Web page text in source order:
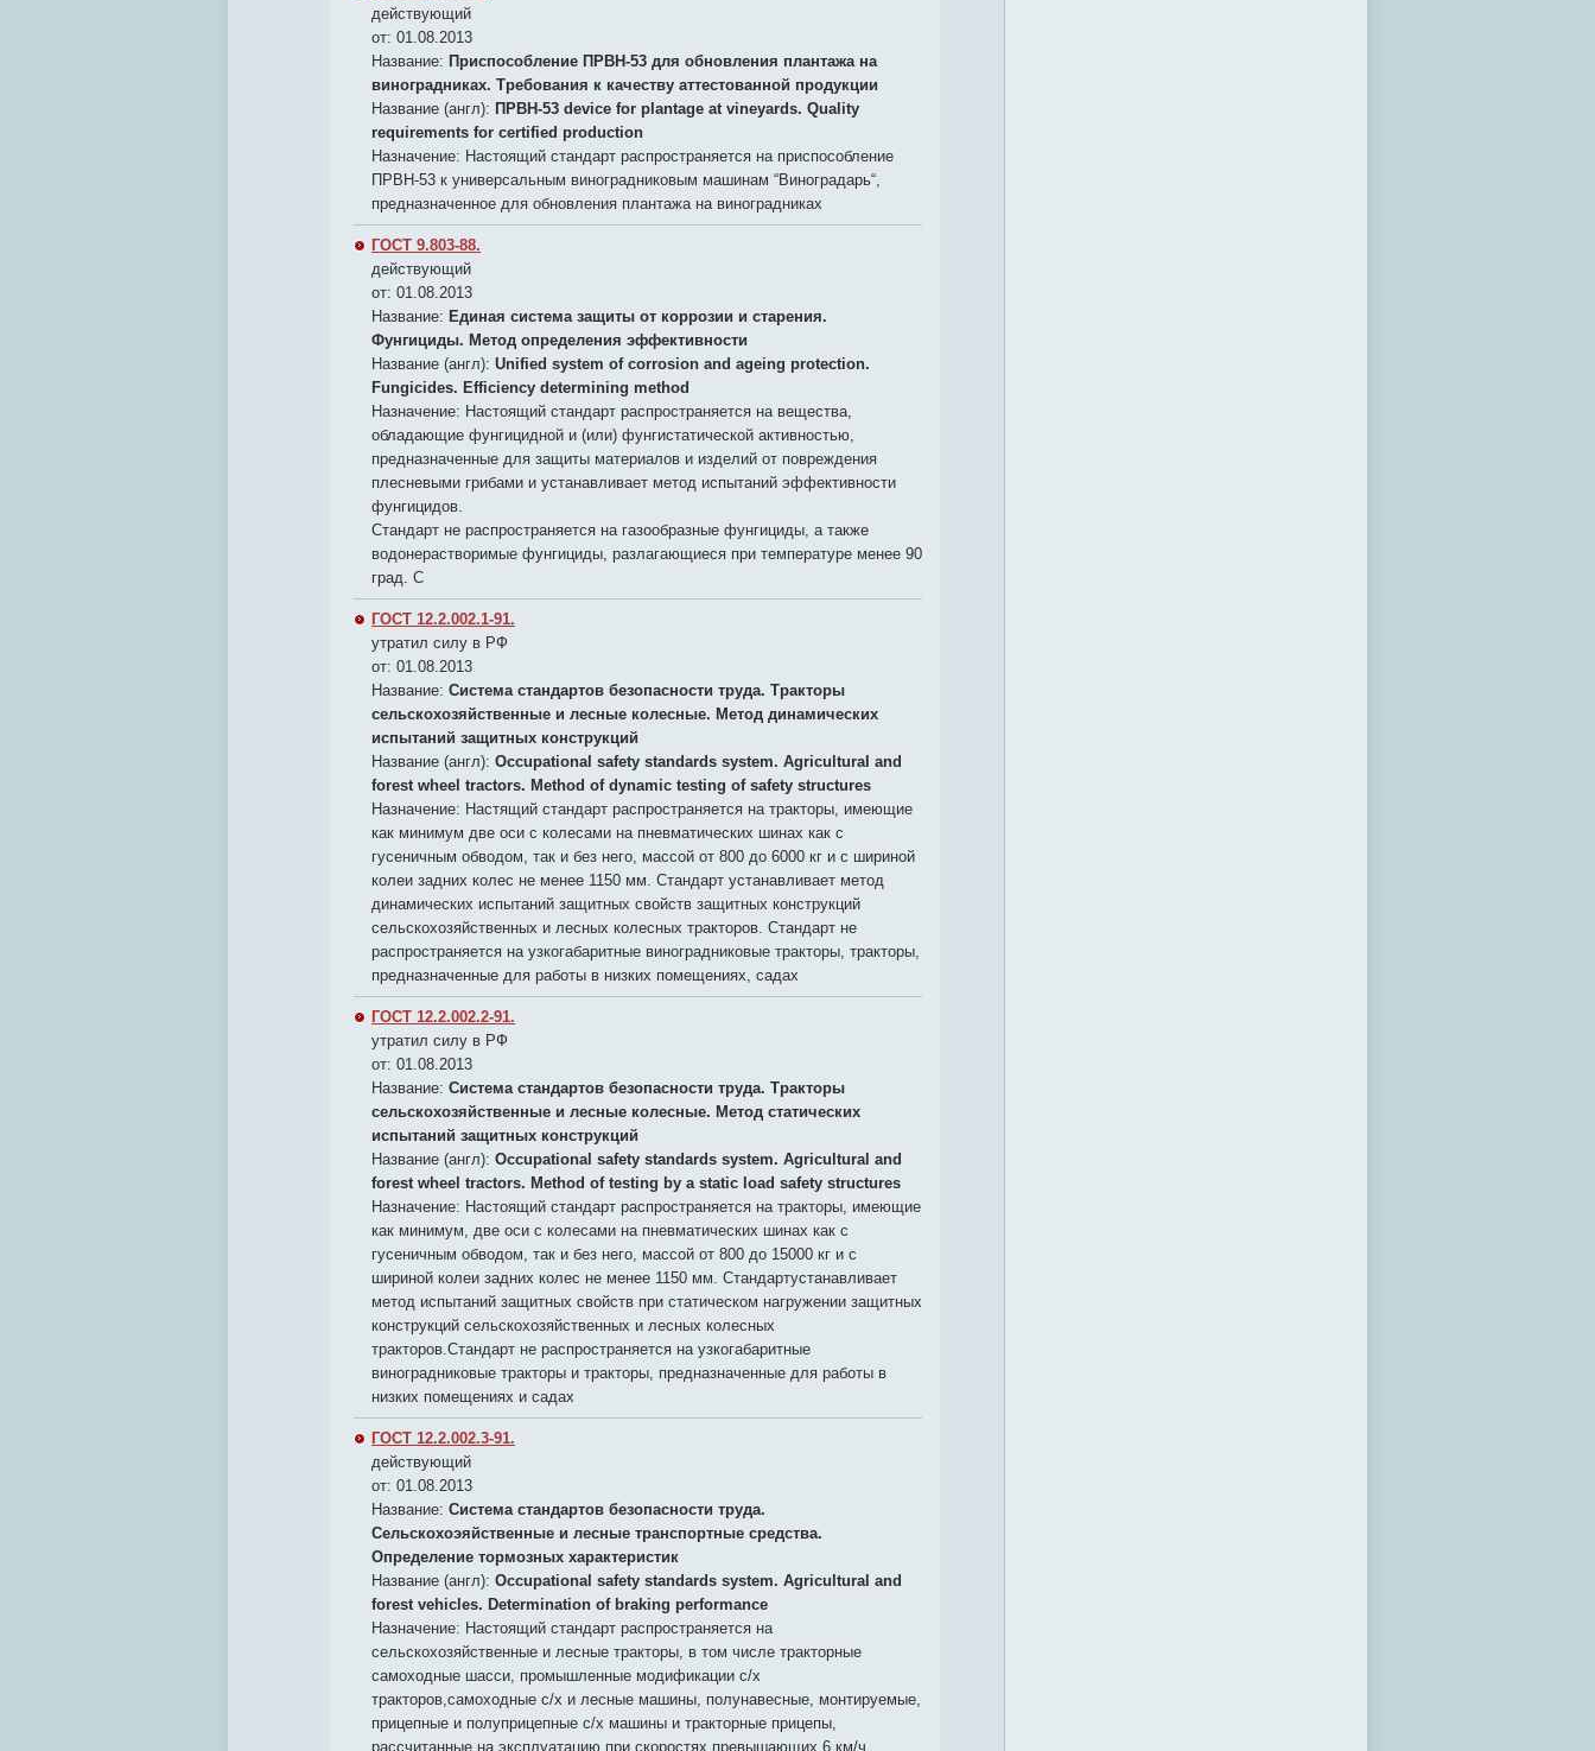
действующий
от: 01.08.2013
Название: Приспособление ПРВН-53 для обновления плантажа на
виноградниках. Требования к качеству аттестованной продукции
Название (англ): ПРВН-53 device for plantage at vineyards. Quality
requirements for certified production
Назначение: Настоящий стандарт распространяется на приспособление
ПРВН-53 к универсальным виноградниковым машинам “Виноградарь“,
предназначенное для обновления плантажа на виноградниках
ГОСТ 9.803-88.
действующий
от: 01.08.2013
Название: Единая система защиты от коррозии и старения.
Фунгициды. Метод определения эффективности
Название (англ): Unified system of corrosion and ageing protection.
Fungicides. Efficiency determining method
Назначение: Настоящий стандарт распространяется на вещества,
обладающие фунгицидной и (или) фунгистатической активностью,
предназначенные для защиты материалов и изделий от повреждения
плесневыми грибами и устанавливает метод испытаний эффективности
фунгицидов.
Стандарт не распространяется на газообразные фунгициды, а также
водонерастворимые фунгициды, разлагающиеся при температуре менее 90
град. С
ГОСТ 12.2.002.1-91.
утратил силу в РФ
от: 01.08.2013
Название: Система стандартов безопасности труда. Тракторы
сельскохозяйственные и лесные колесные. Метод динамических
испытаний защитных конструкций
Название (англ): Occupational safety standards system. Agricultural and
forest wheel tractors. Method of dynamic testing of safety structures
Назначение: Настящий стандарт распространяется на тракторы, имеющие
как минимум две оси с колесами на пневматических шинах как с
гусеничным обводом, так и без него, массой от 800 до 6000 кг и с шириной
колеи задних колес не менее 1150 мм. Стандарт устанавливает метод
динамических испытаний защитных свойств защитных конструкций
сельскохозяйственных и лесных колесных тракторов. Стандарт не
распространяется на узкогабаритные виноградниковые тракторы, тракторы,
предназначенные для работы в низких помещениях, садах
ГОСТ 12.2.002.2-91.
утратил силу в РФ
от: 01.08.2013
Название: Система стандартов безопасности труда. Тракторы
сельскохозяйственные и лесные колесные. Метод статических
испытаний защитных конструкций
Название (англ): Occupational safety standards system. Agricultural and
forest wheel tractors. Method of testing by a static load safety structures
Назначение: Настоящий стандарт распространяется на тракторы, имеющие
как минимум, две оси с колесами на пневматических шинах как с
гусеничным обводом, так и без него, массой от 800 до 15000 кг и с
шириной колеи задних колес не менее 1150 мм. Стандартустанавливает
метод испытаний защитных свойств при статическом нагружении защитных
конструкций сельскохозяйственных и лесных колесных
тракторов.Стандарт не распространяется на узкогабаритные
виноградниковые тракторы и тракторы, предназначенные для работы в
низких помещениях и садах
ГОСТ 12.2.002.3-91.
действующий
от: 01.08.2013
Название: Система стандартов безопасности труда.
Сельскохоэяйственные и лесные транспортные средства.
Определение тормозных характеристик
Название (англ): Occupational safety standards system. Agricultural and
forest vehicles. Determination of braking performance
Назначение: Настоящий стандарт распространяется на
сельскохозяйственные и лесные тракторы, в том числе тракторные
самоходные шасси, промышленные модификации с/х
тракторов,самоходные с/х и лесные машины, полунавесные, монтируемые,
прицепные и полуприцепные с/х машины и тракторные прицепы,
рассчитанные на эксплуатацию при скоростях превышающих 6 км/ч .